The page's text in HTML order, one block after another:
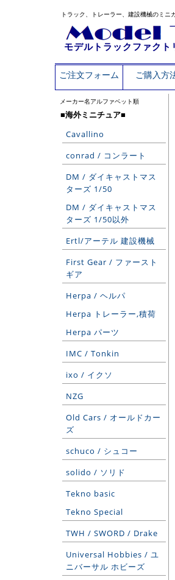
トラック、トレーラー、建設機械のミニ
モデルトラックファクト
ご注文フォーム ご購入方
メーカー名アルファベット順
■海外ミニチュア■
Cavallino
conrad / コンラート
DM / ダイキャストマス
ターズ 1/50
DM / ダイキャストマス
ターズ 1/50以外
Ertl/アーテル 建設機械
First Gear / ファースト
ギア
Herpa / ヘルパ
Herpa トレーラー,積荷
Herpa パーツ
IMC / Tonkin
ixo / イクソ
NZG
Old Cars / オールドカー
ズ
schuco / シュコー
solido / ソリド
Tekno basic
Tekno Special
TWH / SWORD / Drake
Universal Hobbies / ユ
ニバーサル ホビーズ